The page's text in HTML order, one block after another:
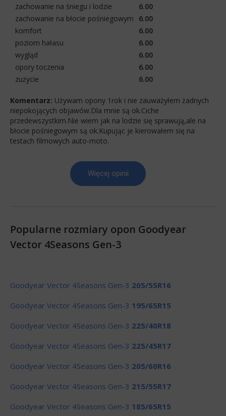
zachowanie na śniegu i lodzie
6.00
zachowanie na błocie pośniegowym
6.00
komfort
6.00
poziom hałasu
6.00
wygląd
6.00
opory toczenia
6.00
zużycie
6.00
Komentarz: Używam opony 1rok i nie zauważyłem żadnych
niepokojących objawów.Dla mnie są ok.Ciche
przedewszystkim.Nie wiem jak na lodzie się sprawują,ale na
błocie pośniegowym są ok.Kupując je kierowałem się na
testach filmowych auto-moto.
Więcej opinii
Popularne rozmiary opon Goodyear
Vector 4Seasons Gen-3
Goodyear Vector 4Seasons Gen-3 205/55R16
Goodyear Vector 4Seasons Gen-3 195/65R15
Goodyear Vector 4Seasons Gen-3 225/40R18
Goodyear Vector 4Seasons Gen-3 225/45R17
Goodyear Vector 4Seasons Gen-3 205/60R16
Goodyear Vector 4Seasons Gen-3 215/55R17
Goodyear Vector 4Seasons Gen-3 185/65R15